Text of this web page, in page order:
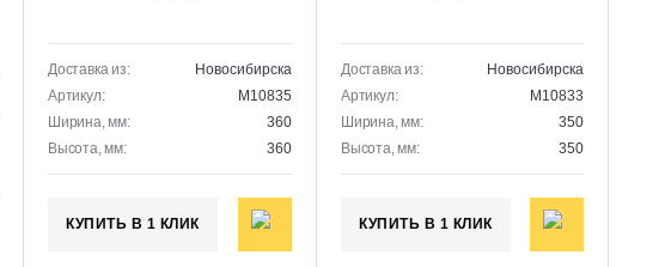
Доставка из:
Новосибирска
Артикул:
M10835
Ширина, мм:
360
Высота, мм:
360
КУПИТЬ В 1 КЛИК
Доставка из:
Новосибирска
Артикул:
M10833
Ширина, мм:
350
Высота, мм:
350
КУПИТЬ В 1 КЛИК